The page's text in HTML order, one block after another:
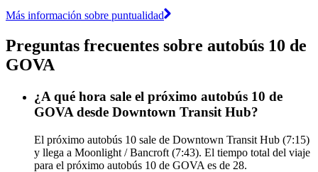
Más información sobre puntualidad
Preguntas frecuentes sobre autobús 10 de
GOVA
¿A qué hora sale el próximo autobús 10 de
GOVA desde Downtown Transit Hub?
El próximo autobús 10 sale de Downtown Transit Hub (7:15)
y llega a Moonlight / Bancroft (7:43). El tiempo total del viaje
para el próximo autobús 10 de GOVA es de 28.